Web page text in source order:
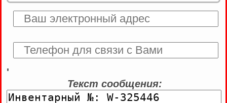
'
Текст сообщения: